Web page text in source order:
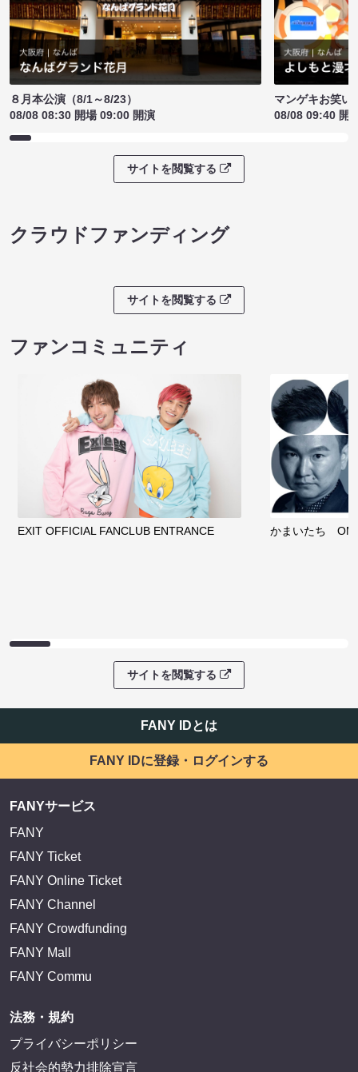
８月本公演（8/1～8/23）
08/08 08:30 開場 09:00 開演
マンゲキお笑い
08/08 09:40 開
サイトを閲覧する
クラウドファンディング
サイトを閲覧する
ファンコミュニティ
EXIT OFFICIAL FANCLUB ENTRANCE かまいたち
サイトを閲覧する
FANY IDとは
FANY IDに登録・ログインする
FANYサービス
FANY
FANY Ticket
FANY Online Ticket
FANY Channel
FANY Crowdfunding
FANY Mall
FANY Commu
法務・規約
プライバシーポリシー
反社会的勢力排除宣言